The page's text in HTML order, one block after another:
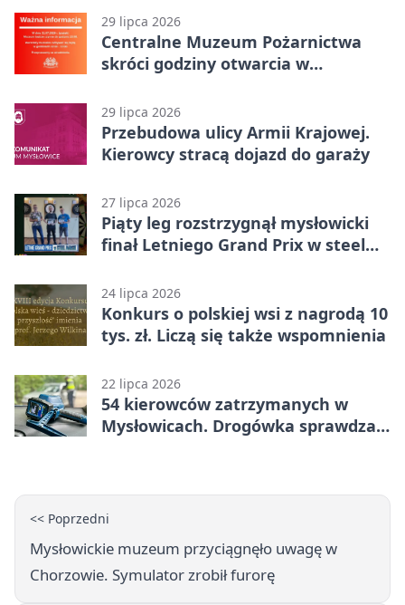
29 lipca 2026
Centralne Muzeum Pożarnictwa
skróci godziny otwarcia w
29 lipca 2026
Przebudowa ulicy Armii Krajowej.
Kierowcy stracą dojazd do garaży
27 lipca 2026
Piąty leg rozstrzygnął mysłowicki
finał Letniego Grand Prix w steel
24 lipca 2026
Konkurs o polskiej wsi z nagrodą 10
tys. zł. Liczą się także wspomnienia
22 lipca 2026
54 kierowców zatrzymanych w
Mysłowicach. Drogówka sprawdzała
<< Poprzedni
Mysłowickie muzeum przyciągnęło uwagę w
Chorzowie. Symulator zrobił furorę